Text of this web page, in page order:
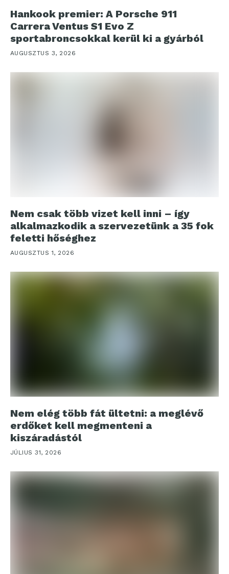
Hankook premier: A Porsche 911
Carrera Ventus S1 Evo Z
sportabroncsokkal kerül ki a gyárból
AUGUSZTUS 3, 2026
Nem csak több vizet kell inni – így
alkalmazkodik a szervezetünk a 35 fok
feletti hőséghez
AUGUSZTUS 1, 2026
Nem elég több fát ültetni: a meglévő
erdőket kell megmenteni a
kiszáradástól
JÚLIUS 31, 2026